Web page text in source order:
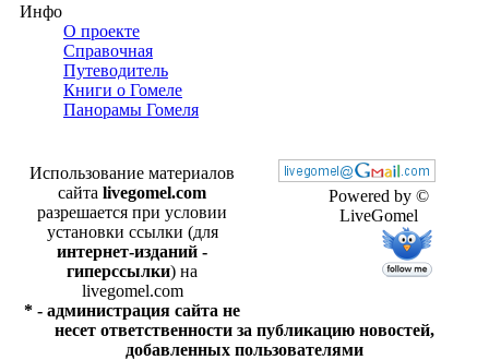
Инфо
О проекте
Справочная
Путеводитель
Книги о Гомеле
Панорамы Гомеля
Powered by ©
LiveGomel
Использование материалов
сайта livegomel.com
разрешается при условии
установки ссылки (для
интернет-изданий -
гиперссылки) на
livegomel.com
* - администрация сайта не
несет ответственности за публикацию новостей,
добавленных пользователями